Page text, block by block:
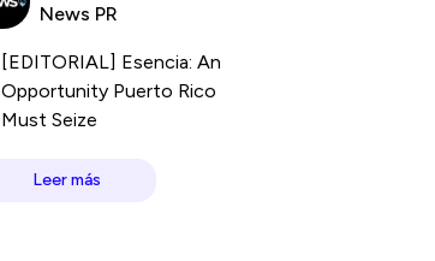
News PR
[EDITORIAL] Esencia: An
Opportunity Puerto Rico
Must Seize
Leer más